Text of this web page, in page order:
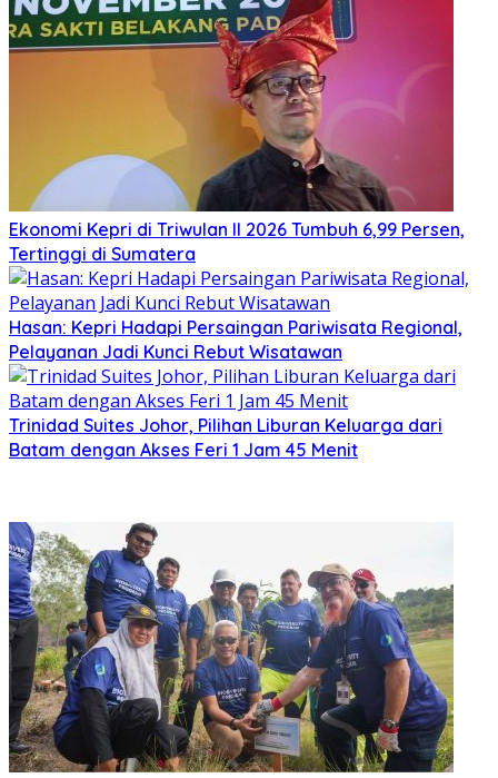
Ekonomi Kepri di Triwulan II 2026 Tumbuh 6,99 Persen,
Tertinggi di Sumatera
Hasan: Kepri Hadapi Persaingan Pariwisata Regional,
Pelayanan Jadi Kunci Rebut Wisatawan
Trinidad Suites Johor, Pilihan Liburan Keluarga dari
Batam dengan Akses Feri 1 Jam 45 Menit